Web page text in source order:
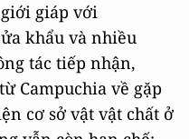
giáp với
khẩu và nhiều
tác tiếp nhận,
Campuchia về gặp
cơ sở vật vật chất ở